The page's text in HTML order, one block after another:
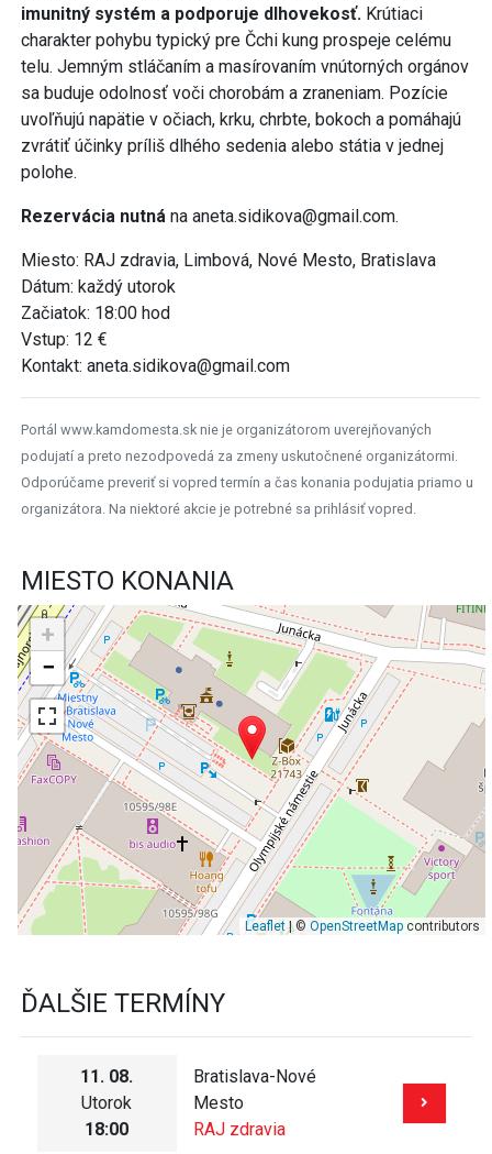
imunitný systém a podporuje dlhovekosť. Krútiaci
charakter pohybu typický pre Čchi kung prospeje celému
telu. Jemným stláčaním a masírovaním vnútorných orgánov
sa buduje odolnosť voči chorobám a zraneniam. Pozície
uvoľňujú napätie v očiach, krku, chrbte, bokoch a pomáhajú
zvrátiť účinky príliš dlhého sedenia alebo státia v jednej
polohe.
Rezervácia nutná na aneta.sidikova@gmail.com.
Miesto: RAJ zdravia, Limbová, Nové Mesto, Bratislava
Dátum: každý utorok
Začiatok: 18:00 hod
Vstup: 12 €
Kontakt: aneta.sidikova@gmail.com
Portál www.kamdomesta.sk nie je organizátorom uverejňovaných
podujatí a preto nezodpovedá za zmeny uskutočnené organizátormi.
Odporúčame preveriť si vopred termín a čas konania podujatia priamo u
organizátora. Na niektoré akcie je potrebné sa prihlásiť vopred.
MIESTO KONANIA
+
−
Leaflet| © OpenStreetMapcontributors
ĎALŠIE TERMÍNY
11. 08.
Utorok
18:00
Bratislava-Nové
Mesto
RAJ zdravia